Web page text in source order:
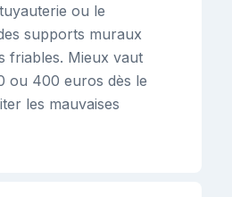
ou le
supports muraux
friables. Mieux vaut
ou 400 euros dès le
les mauvaises